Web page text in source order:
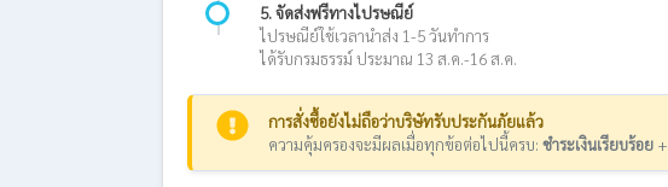
5. จัดส่งฟรีทางไปรษณีย์
ไปรษณีย์ใช้เวลานำส่ง 1-5 วันทำการ
ได้รับกรมธรรม์ ประมาณ 13 ส.ค.-16 ส.ค.
การสั่งซื้อยังไม่ถือว่าบริษัทรับประกันภัยแล้ว
ความคุ้มครองจะมีผลเมื่อทุกข้อต่อไปนี้ครบ: ชำระเงินเรียบร้อย+